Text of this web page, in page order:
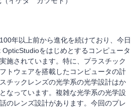
年以上前から進化を続けており、今日
をはじめとするコンピュータ
施されています。特に、プラスチック
トウェアを搭載したコンピュータの計
チックレンズの光学系の光学設計はか
なっています。複雑な光学系の光学設
のレンズ設計があります。今回のプレ